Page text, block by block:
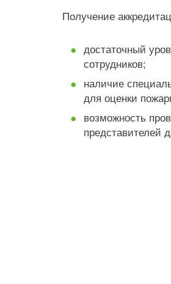
Получение
достаточный
сотрудников;
наличие
для оценки
возможность
представителей